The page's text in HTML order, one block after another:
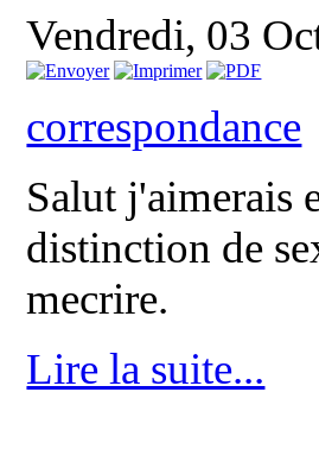
Vendredi, 03
correspondance
Salut j'aimerais
distinction de
mecrire.
Lire la suite...